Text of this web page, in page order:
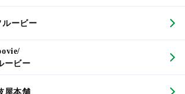
ービー
ービー
屋本舗